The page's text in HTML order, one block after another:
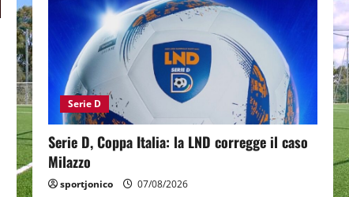
Serie D
Serie D, Coppa Italia: la LND corregge il caso
Milazzo
sportjonico 07/08/2026